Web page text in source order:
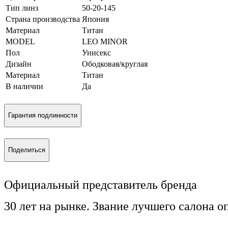
Тип линз
50-20-145
Страна производства Япония
Материал
Титан
MODEL
LEO MINOR
Пол
Унисекс
Дизайн
Ободковая/круглая
Материал
Титан
В наличии
Да
Гарантия подлинности
Поделиться
Официальный представитель бренда
30 лет на рынке. Звание лучшего салона